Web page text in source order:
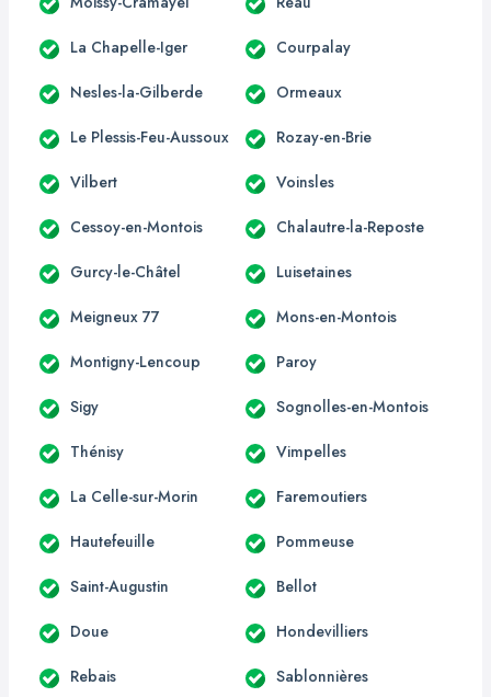
La Chapelle-Iger Courpalay
Nesles-la-Gilberde Ormeaux
Le Plessis-Feu-Aussoux Rozay-en-Brie
Vilbert Voinsles
Cessoy-en-Montois Chalautre-la-Reposte
Gurcy-le-Châtel Luisetaines
Meigneux 77 Mons-en-Montois
Montigny-Lencoup Paroy
Sigy Sognolles-en-Montois
Thénisy Vimpelles
La Celle-sur-Morin Faremoutiers
Hautefeuille Pommeuse
Saint-Augustin Bellot
Doue Hondevilliers
Rebais Sablonnières